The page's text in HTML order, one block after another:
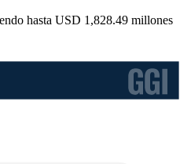
hasta USD 1,828.49 millones